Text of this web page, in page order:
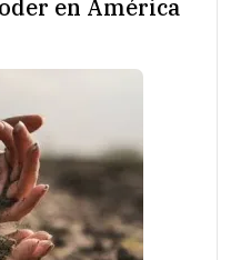
en América